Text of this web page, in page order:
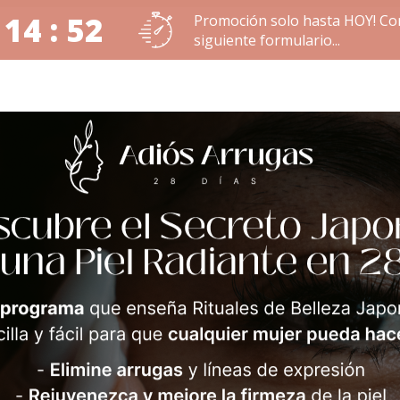
: 51
Promoción solo hasta HOY!
siguiente formulario...